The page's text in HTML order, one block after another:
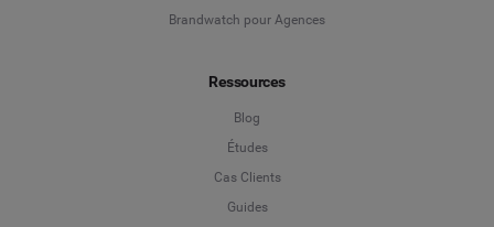
Brandwatch pour Agences
Ressources
Blog
Études
Cas Clients
Guides